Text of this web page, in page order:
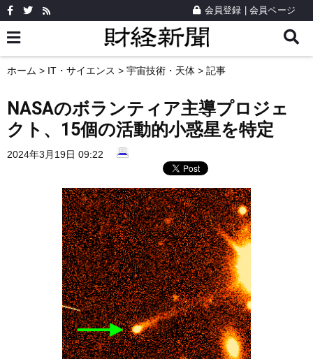
会員登録 会員ページ
ホーム > IT・サイエンス > 宇宙技術・天体 > 記事
NASAのボランティア主導プロジェ
クト、15個の活動的小惑星を特定
2024年3月19日 09:22